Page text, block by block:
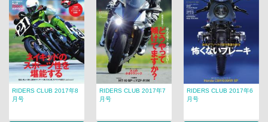
RIDERS CLUB 2017年8
月号
RIDERS CLUB 2017年7
月号
RIDERS CLUB 2017年6
月号